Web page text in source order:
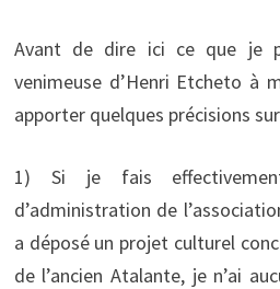
Avant de dire ici ce que je
venimeuse d’Henri Etcheto à
apporter quelques précisions
1) Si je fais
d’administration de
a déposé un projet culturel
de l’ancien Atalante, je n’ai